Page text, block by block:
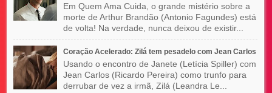
Em Quem Ama Cuida, o grande mistério sobre a
morte de Arthur Brandão (Antonio Fagundes) está
de volta! Na verdade, nunca deixou de existir...
Coração Acelerado: Zilá tem pesadelo com Jean Carlos
Usando o encontro de Janete (Letícia Spiller) com
Jean Carlos (Ricardo Pereira) como trunfo para
derrubar de vez a irmã, Zilá (Leandra Le...